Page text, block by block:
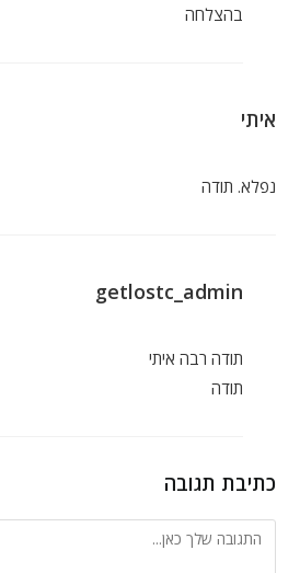
בהצלחה
איתי
נפלא. תודה
getlostc_admin
תודה רבה איתי
תודה
כתיבת תגובה
להגיב